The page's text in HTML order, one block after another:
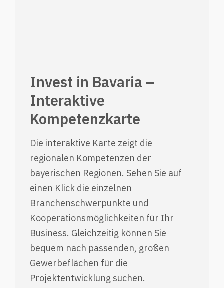
Invest in Bavaria –
Interaktive
Kompetenzkarte
Die interaktive Karte zeigt die
regionalen Kompetenzen der
bayerischen Regionen. Sehen Sie auf
einen Klick die einzelnen
Branchenschwerpunkte und
Kooperationsmöglichkeiten für Ihr
Business. Gleichzeitig können Sie
bequem nach passenden, großen
Gewerbeflächen für die
Projektentwicklung suchen.